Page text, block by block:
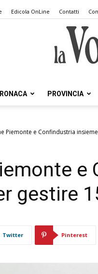
Edicola OnLine Contatti
PROVINCIA
Piemonte e Confindustria
e
gestire
Twitter Pinterest